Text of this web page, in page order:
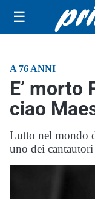
☰
A 76 ANNI
E’ morto
ciao
Lutto nel mondo
uno dei